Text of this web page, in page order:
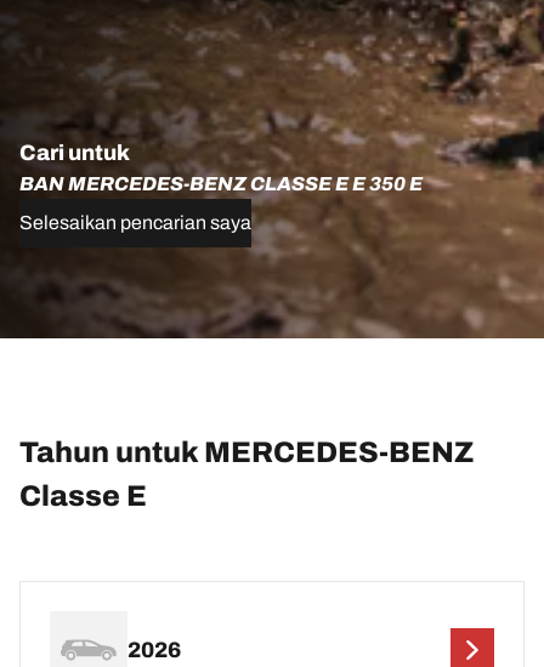
Cari untuk
BAN MERCEDES-BENZ CLASSE E E 350 E
Selesaikan pencarian saya
Tahun untuk MERCEDES-BENZ
Classe E
2026